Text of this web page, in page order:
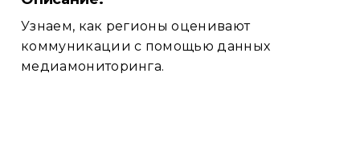
Узнаем, как регионы оценивают
коммуникации с помощью данных
медиамониторинга.